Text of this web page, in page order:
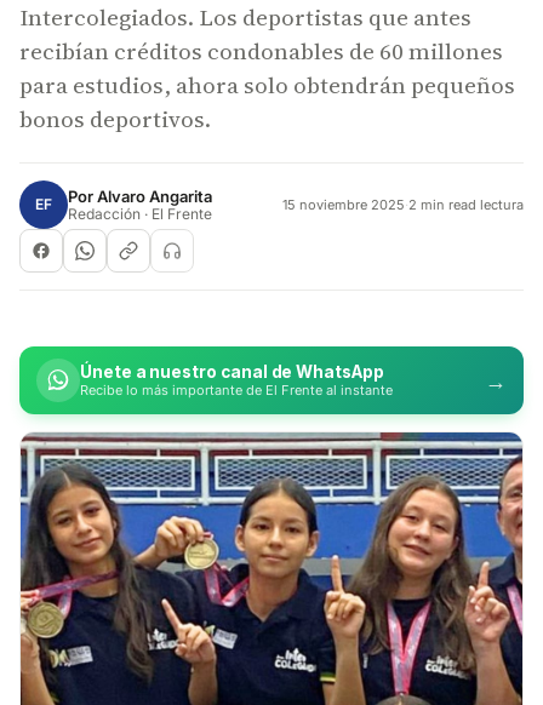
Intercolegiados. Los deportistas que antes
recibían créditos condonables de 60 millones
para estudios, ahora solo obtendrán pequeños
bonos deportivos.
EF PorAlvaro Angarita
Redacción · El Frente 15 noviembre 2025·2 min read lectura
Únete a nuestro canal de WhatsApp
Recibe lo más importante de El Frente al instante →